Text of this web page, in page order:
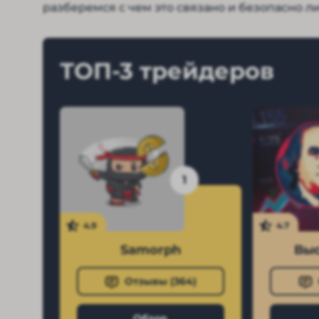
разберемся с чем это связано и безопасно
ТОП-3 трейдеров
1
4.9
Samorph
Отзывы (364)
4.7